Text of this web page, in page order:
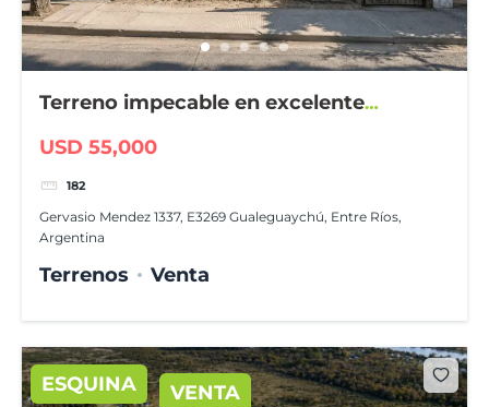
Terreno impecable en excelente
USD 55,000
182
Gervasio Mendez 1337, E3269 Gualeguaychú, Entre Ríos,
Argentina
Terrenos Venta
ESQUINA VENTA